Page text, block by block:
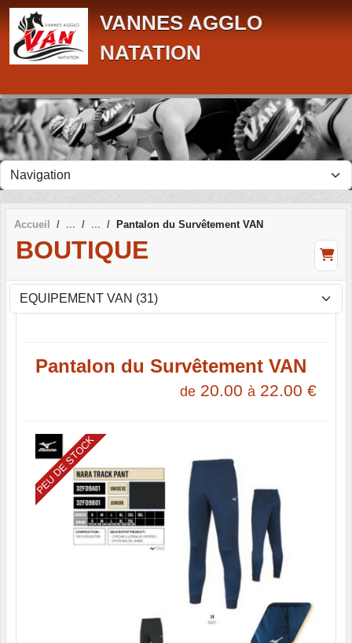
VANNES AGGLO
NATATION
Accueil Pantalon du Survêtement VAN
BOUTIQUE
Pantalon du Survêtement VAN
de 20.00 à 22.00 €
PEU DE STOCK
Panneau de gestion des cookies